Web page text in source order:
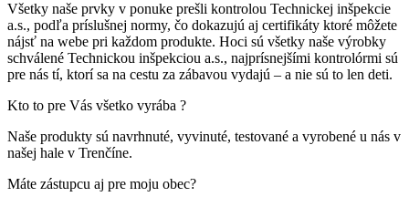
Všetky naše prvky v ponuke prešli kontrolou Technickej inšpekcie
a.s., podľa príslušnej normy, čo dokazujú aj certifikáty ktoré môžete
nájsť na webe pri každom produkte. Hoci sú všetky naše výrobky
schválené Technickou inšpekciou a.s., najprísnejšími kontrolórmi sú
pre nás tí, ktorí sa na cestu za zábavou vydajú – a nie sú to len deti.
Kto to pre Vás všetko vyrába ?
Naše produkty sú navrhnuté, vyvinuté, testované a vyrobené u nás v
našej hale v Trenčíne.
Máte zástupcu aj pre moju obec?